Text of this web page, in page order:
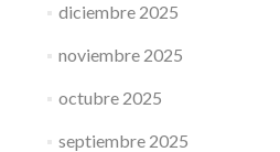
diciembre 2025
noviembre 2025
octubre 2025
septiembre 2025